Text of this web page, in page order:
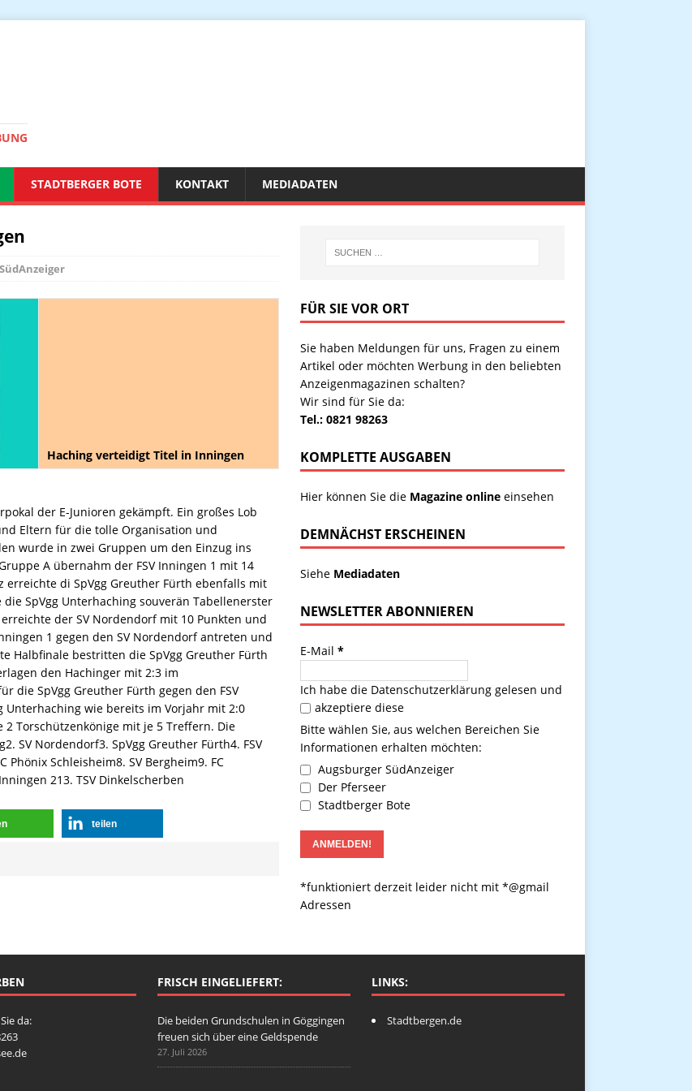
STADTBERGER BOTE KONTAKT MEDIADATEN
Haching verteidigt Titel in Inningen
der E-Junioren gekämpft. Ein großes Lob
Eltern für die tolle Organisation und
wurde in zwei Gruppen um den Einzug ins
A übernahm der FSV Inningen 1 mit 14
di SpVgg Greuther Fürth ebenfalls mit
SpVgg Unterhaching souverän Tabellenerster
der SV Nordendorf mit 10 Punkten und
1 gegen den SV Nordendorf antreten und
Halbfinale bestritten die SpVgg Greuther Fürth
den Hachinger mit 2:3 im
die SpVgg Greuther Fürth gegen den FSV
Unterhaching wie bereits im Vorjahr mit 2:0
2 Torschützenkönige mit je 5 Treffern. Die
SV Nordendorf3. SpVgg Greuther Fürth4. FSV
Phönix Schleisheim8. SV Bergheim9. FC
213. TSV Dinkelscherben
teilen
FÜR SIE VOR ORT
Sie haben Meldungen für uns, Fragen zu einem
Artikel oder möchten Werbung in den beliebten
Anzeigenmagazinen schalten?
Wir sind für Sie da:
Tel.: 0821 98263
KOMPLETTE AUSGABEN
Hier können Sie die Magazine onlineeinsehen
DEMNÄCHST ERSCHEINEN
Siehe Mediadaten
NEWSLETTER ABONNIEREN
E-Mail *
Ich habe die Datenschutzerklärunggelesen und
akzeptiere diese
Bitte wählen Sie, aus welchen Bereichen Sie
Informationen erhalten möchten:
Augsburger SüdAnzeiger
Der Pferseer
Stadtberger Bote
*funktioniert derzeit leider nicht mit *@gmail
Adressen
da:
FRISCH EINGELIEFERT:
Die beiden Grundschulen in Göggingen
freuen sich über eine Geldspende
27. Juli 2026
LINKS:
Stadtbergen.de